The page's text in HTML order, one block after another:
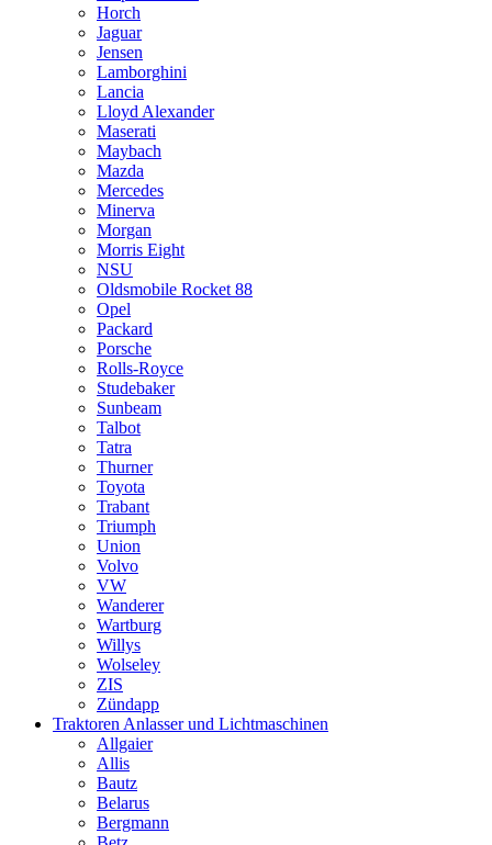
Horch
Jaguar
Jensen
Lamborghini
Lancia
Lloyd Alexander
Maserati
Maybach
Mazda
Mercedes
Minerva
Morgan
Morris Eight
NSU
Oldsmobile Rocket 88
Opel
Packard
Porsche
Rolls-Royce
Studebaker
Sunbeam
Talbot
Tatra
Thurner
Toyota
Trabant
Triumph
Union
Volvo
VW
Wanderer
Wartburg
Willys
Wolseley
ZIS
Zündapp
Traktoren Anlasser und Lichtmaschinen
Allgaier
Allis
Bautz
Belarus
Bergmann